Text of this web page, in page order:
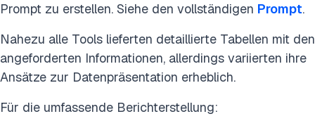
Prompt zu erstellen. Siehe den vollständigen Prompt.
Nahezu alle Tools lieferten detaillierte Tabellen mit den
angeforderten Informationen, allerdings variierten ihre
Ansätze zur Datenpräsentation erheblich.
Für die umfassende Berichterstellung: